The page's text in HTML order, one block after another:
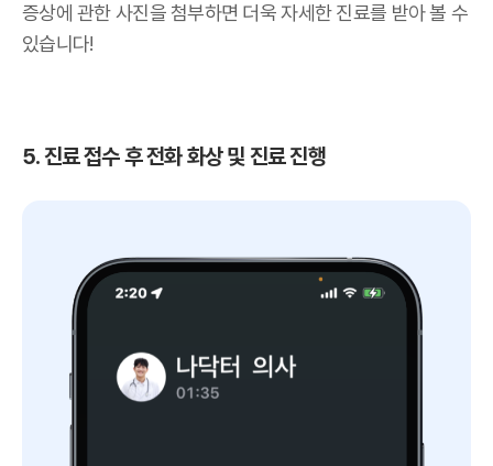
증상에 관한 사진을 첨부하면 더욱 자세한 진료를 받아 볼 수
있습니다!
5. 진료 접수 후 전화 화상 및 진료 진행